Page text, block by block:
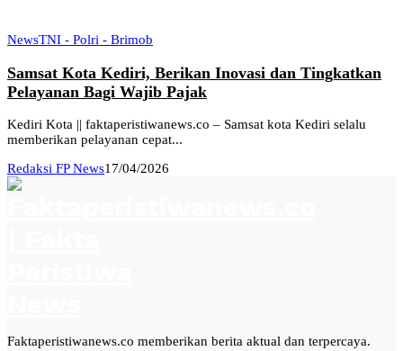
NewsTNI - Polri - Brimob
Samsat Kota Kediri, Berikan Inovasi dan Tingkatkan
Pelayanan Bagi Wajib Pajak
Kediri Kota || faktaperistiwanews.co – Samsat kota Kediri selalu
memberikan pelayanan cepat...
Redaksi FP News17/04/2026
Faktaperistiwanews.co memberikan berita aktual dan terpercaya.